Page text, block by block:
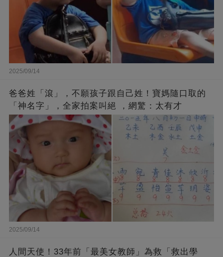
2025/09/14
爸爸姓「滾」，不願孩子跟自己姓！寶媽隨口取的
「神名字」，全家拍案叫絕 ，網驚：太有才
2025/09/14
人間天使！33年前「最美女教師」為救「救出學